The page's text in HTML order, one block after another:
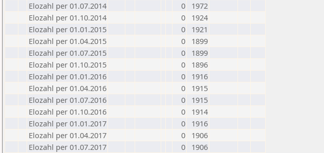
Elozahl per 01.07.2014
0
1972
Elozahl per 01.10.2014
0
1924
Elozahl per 01.01.2015
0
1921
Elozahl per 01.04.2015
0
1899
Elozahl per 01.07.2015
0
1899
Elozahl per 01.10.2015
0
1896
Elozahl per 01.01.2016
0
1916
Elozahl per 01.04.2016
0
1915
Elozahl per 01.07.2016
0
1915
Elozahl per 01.10.2016
0
1914
Elozahl per 01.01.2017
0
1916
Elozahl per 01.04.2017
0
1906
Elozahl per 01.07.2017
0
1906